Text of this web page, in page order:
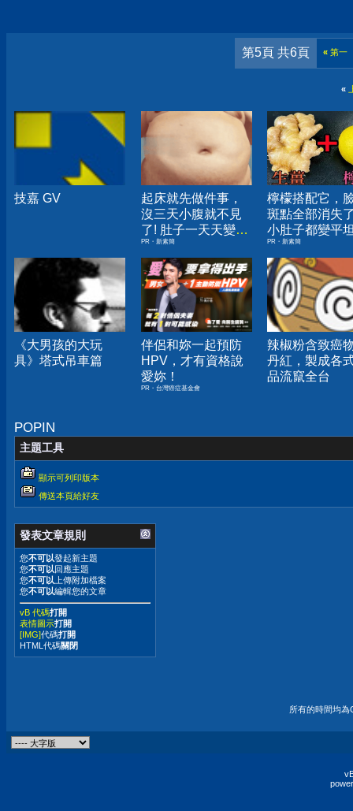
第5頁 共6頁 «第一
«
技嘉 GV
起床就先做件事，
沒三天小腹就不見
了! 肚子一天天變
小！
PR・新素簡
檸檬搭配它，
斑點全部消失
小肚子都變平
PR・新素簡
《大男孩的大玩
具》塔式吊車篇
伴侶和妳一起預防
HPV，才有資格說
愛妳！
PR・台灣癌症基金會
辣椒粉含致癌
丹紅，製成各
品流竄全台
POPIN
主題工具
顯示可列印版本
傳送本頁給好友
發表文章規則
您不可以發起新主題
您不可以 回應主題
您不可以 上傳附加檔案
您不可以編輯您的文章
vB 代碼打開
表情圖示打開
[IMG]代碼打開
HTML代碼關閉
所有的時間均為